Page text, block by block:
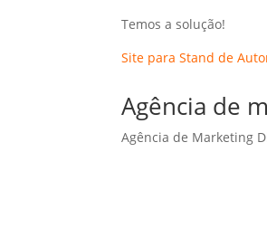
Temos a solução!
Site para Stand de
Agência de
Agência de Marketing